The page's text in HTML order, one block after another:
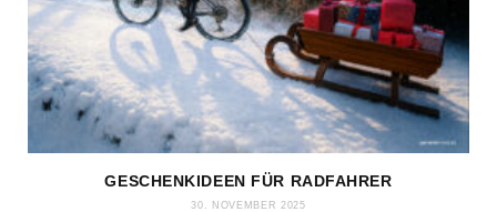
GESCHENKIDEEN FÜR RADFAHRER
30. NOVEMBER 2025